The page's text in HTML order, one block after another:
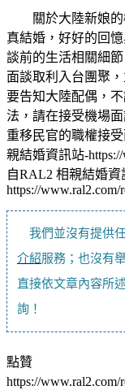
關於大陸新娘
真結婚，好好的回
談前的生活相關細
面談取利入台團聚
要告知大陸配偶，
法，請在接受機場
重移民官的職權接
親結婚資訊站-https://
自RAL2 相親結婚資
https://www.ral2.com/
我們並沒有提供
介紹服務；也沒有
直接依文章內容所
詢！
點贊
https://www.ral2.com/